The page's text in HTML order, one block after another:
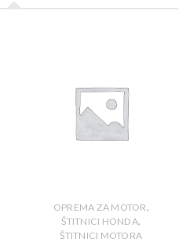
OPREMA ZA MOTOR,
ŠTITNICI HONDA,
ŠTITNICI MOTORA